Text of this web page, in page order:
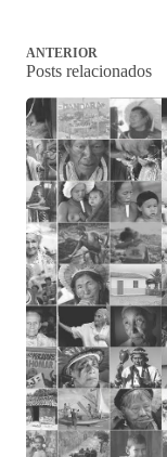
ANTERIOR
Posts relacionados